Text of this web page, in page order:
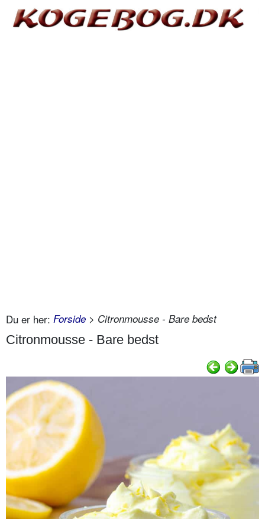
Du er her: Forside > Citronmousse - Bare bedst
Citronmousse - Bare bedst